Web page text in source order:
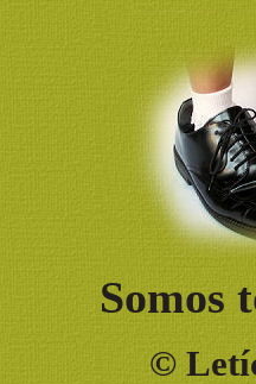
Somos
©